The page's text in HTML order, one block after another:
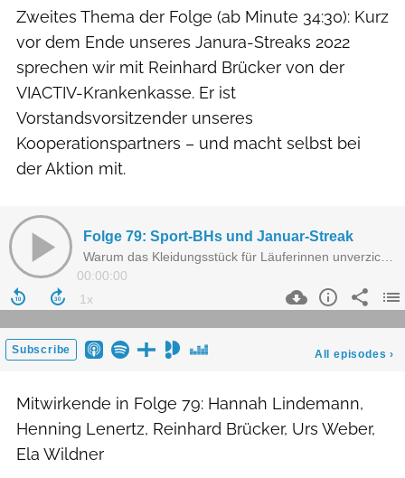
Zweites Thema der Folge (ab Minute 34:30): Kurz
vor dem Ende unseres Janura-Streaks 2022
sprechen wir mit Reinhard Brücker von der
VIACTIV-Krankenkasse. Er ist
Vorstandsvorsitzender unseres
Kooperationspartners – und macht selbst bei
der Aktion mit.
Mitwirkende in Folge 79: Hannah Lindemann,
Henning Lenertz, Reinhard Brücker, Urs Weber,
Ela Wildner